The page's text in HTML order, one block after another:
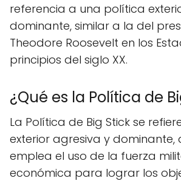
referencia a una política
dominante, similar a la del
Theodore Roosevelt en los
principios del siglo XX.
¿Qué es la Política de
La Política de Big Stick se
exterior agresiva y dominante,
emplea el uso de la fuerza
económica para lograr los